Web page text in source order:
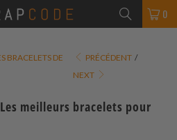
0
BRACELETS DE
PRÉCÉDENT /
NEXT
meilleurs bracelets pour